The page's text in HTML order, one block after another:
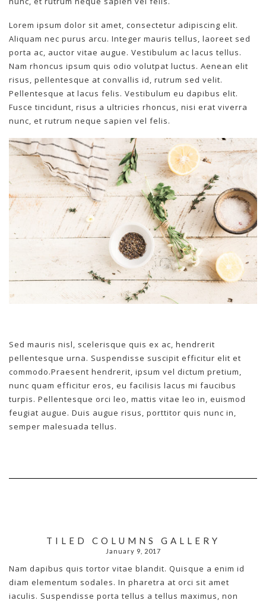
Lorem ipsum dolor sit amet, consectetur adipiscing elit.
Aliquam nec purus arcu. Integer mauris tellus, laoreet sed
porta ac, auctor vitae augue. Vestibulum ac lacus tellus.
Nam rhoncus ipsum quis odio volutpat luctus. Aenean elit
risus, pellentesque at convallis id, rutrum sed velit.
Pellentesque at lacus felis. Vestibulum eu dapibus elit.
Fusce tincidunt, risus a ultricies rhoncus, nisi erat viverra
nunc, et rutrum neque sapien vel felis.
Sed mauris nisl, scelerisque quis ex ac, hendrerit
pellentesque urna. Suspendisse suscipit efficitur elit et
commodo.Praesent hendrerit, ipsum vel dictum pretium,
nunc quam efficitur eros, eu facilisis lacus mi faucibus
turpis. Pellentesque orci leo, mattis vitae leo in, euismod
feugiat augue. Duis augue risus, porttitor quis nunc in,
semper malesuada tellus.
TILED COLUMNS GALLERY
January 9, 2017
Nam dapibus quis tortor vitae blandit. Quisque a enim id
diam elementum sodales. In pharetra at orci sit amet
iaculis. Suspendisse porta tellus a tellus maximus, non